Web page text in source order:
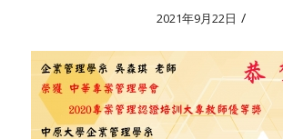
2021年9月22日 /